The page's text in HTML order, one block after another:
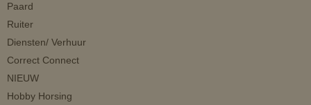
Paard
Ruiter
Diensten/ Verhuur
Correct Connect
NIEUW
Hobby Horsing